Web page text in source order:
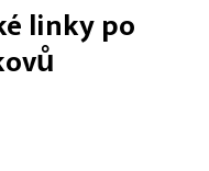
linky po